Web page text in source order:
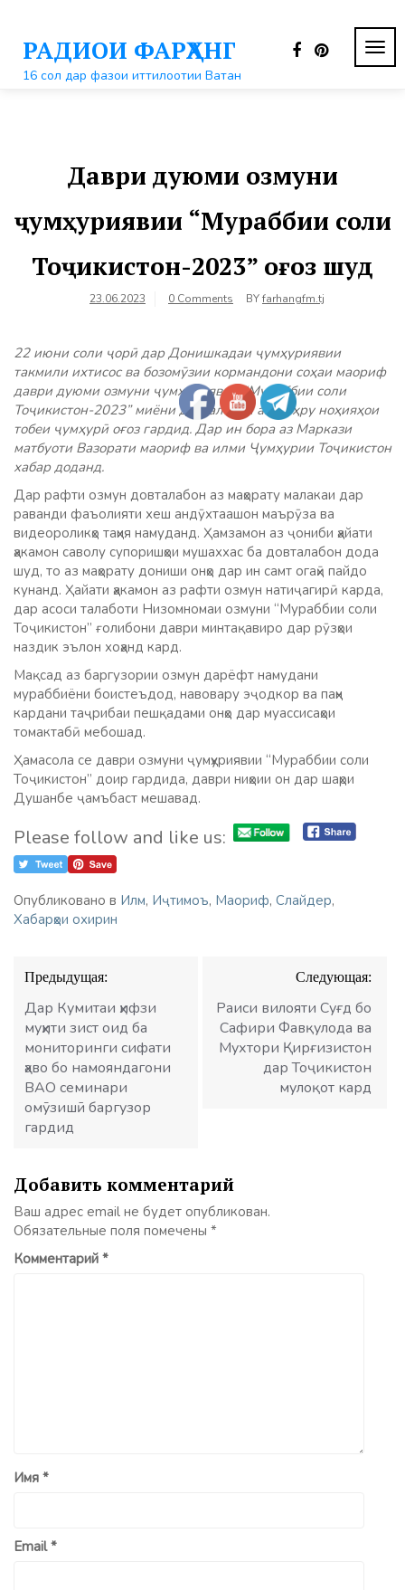
контентуРАДИОИ ФАРҲАНГ
16 сол дар фазои иттилоотии Ватан
Даври дуюми озмуни
ҷумҳуриявии “Мураббии соли
Тоҷикистон-2023” оғоз шуд
23.06.2023 0 Comments BYfarhangfm.tj
22 июни соли ҷорӣ дар Донишкадаи ҷумҳуриявии
такмили ихтисос ва бозомӯзии кормандони соҳаи маориф
даври дуюми озмуни ҷумҳуриявии “Мураббии соли
Тоҷикистон-2023” миёни довталабон аз шаҳру ноҳияҳои
тобеи ҷумҳурӣ оғоз гардид. Дар ин бора аз Маркази
матбуоти Вазорати маориф ва илми Ҷумҳурии Тоҷикистон
хабар доданд.
Дар рафти озмун довталабон аз маҳорату малакаи дар
раванди фаъолияти хеш андӯхтаашон маърӯза ва
видеороликҳо таҳия намуданд. Ҳамзамон аз ҷониби ҳайати
ҳакамон саволу супоришҳои мушаххас ба довталабон дода
шуд, то аз маҳорату дониши онҳо дар ин самт огаҳӣ пайдо
кунанд. Ҳайати ҳакамон аз рафти озмун натиҷагирӣ карда,
дар асоси талаботи Низомномаи озмуни “Мураббии соли
Тоҷикистон” ғолибони даври минтақавиро дар рӯзҳои
наздик эълон хоҳанд кард.
Мақсад аз баргузории озмун дарёфт намудани
мураббиёни боистеъдод, навовару эҷодкор ва паҳн
кардани таҷрибаи пешқадами онҳо дар муассисаҳои
томактабӣ мебошад.
Ҳамасола се даври озмуни ҷумҳуриявии “Мураббии соли
Тоҷикистон” доир гардида, даври ниҳоии он дар шаҳри
Душанбе ҷамъбаст мешавад.
Please follow and like us:
Опубликовано в Илм, Иҷтимоъ, Маориф, Слайдер,
Хабарҳои охирин
Навигация
по
записям
Предыдущая:
Дар Кумитаи ҳифзи
муҳити зист оид ба
мониторинги сифати
ҳаво бо намояндагони
ВАО семинари
омӯзишӣ баргузор
гардид
Следующая:
Раиси вилояти Суғд бо
Сафири Фавқулода ва
Мухтори Қирғизистон
дар Тоҷикистон
мулоқот кард
Добавить комментарий
Ваш адрес email не будет опубликован.
Обязательные поля помечены *
Комментарий *
Имя *
Email*